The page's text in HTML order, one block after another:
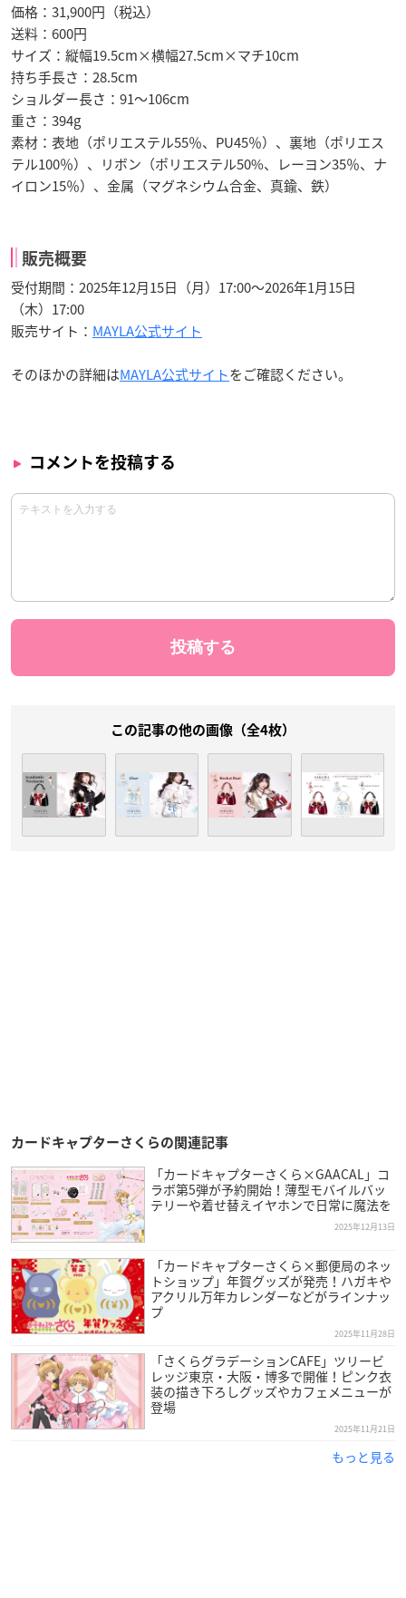
価格：31,900円（税込）
送料：600円
サイズ：縦幅19.5cm×横幅27.5cm×マチ10cm
持ち手長さ：28.5cm
ショルダー長さ：91～106cm
重さ：394g
素材：表地（ポリエステル55％、PU45％）、裏地（ポリエス
テル100％）、リボン（ポリエステル50%、レーヨン35％、ナ
イロン15％）、金属（マグネシウム合金、真鍮、鉄）
販売概要
受付期間：2025年12月15日（月）17:00～2026年1月15日
（木）17:00
販売サイト： MAYLA公式サイト
そのほかの詳細はMAYLA公式サイトをご確認ください。
コメントを投稿する
この記事の他の画像（全4枚）
カードキャプターさくらの関連記事
「カードキャプターさくら×GAACAL」コ
ラボ第5弾が予約開始！薄型モバイルバッ
テリーや着せ替えイヤホンで日常に魔法を
2025年12月13日
「カードキャプターさくら×郵便局のネッ
トショップ」年賀グッズが発売！ハガキや
アクリル万年カレンダーなどがラインナッ
プ
2025年11月28日
「さくらグラデーションCAFE」ツリービ
レッジ東京・大阪・博多で開催！ピンク衣
装の描き下ろしグッズやカフェメニューが
登場
2025年11月21日
もっと見る